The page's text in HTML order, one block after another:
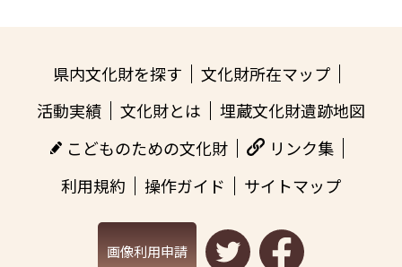
県内文化財を探す
文化財所在マップ
活動実績
文化財とは
埋蔵文化財遺跡地図
こどものための文化財
リンク集
利用規約
操作ガイド サイトマップ
画像利用申請